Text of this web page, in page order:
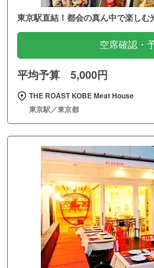
東京駅直結！都会の真ん中で楽しむ
空席確認・
平均予算 5,000円
THE ROAST KOBE Meat House
東京駅／東京都